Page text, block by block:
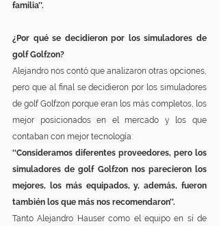
familia’’.
¿Por qué se decidieron por los simuladores de
golf Golfzon?
Alejandro nos contó que analizaron otras opciones,
pero que al final se decidieron por los simuladores
de golf Golfzon porque eran los más completos, los
mejor posicionados en el mercado y los que
contaban con mejor tecnología:
‘‘Consideramos diferentes proveedores, pero los
simuladores de golf Golfzon nos parecieron los
mejores, los más equipados, y, además, fueron
también los que más nos recomendaron’’.
Tanto Alejandro Hauser como el equipo en sí de